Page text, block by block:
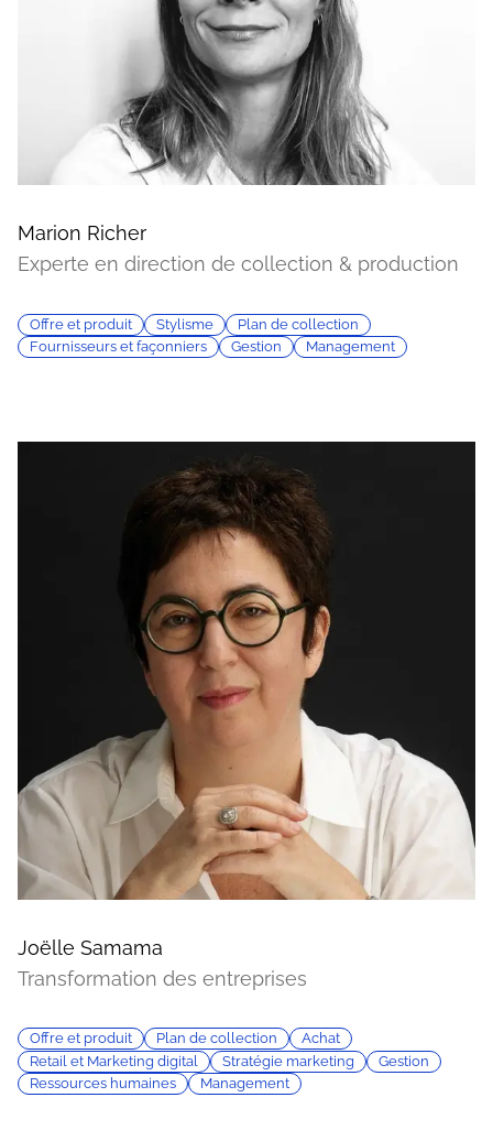
Marion Richer
Experte en direction de collection & production
Offre et produit Stylisme
Plan de collection
Fournisseurs et façonniers
Gestion Management
Joëlle Samama
Transformation des entreprises
Offre et produit Plan de collection
Achat
Retail et Marketing digital
Stratégie marketing
Gestion
Ressources humaines
Management